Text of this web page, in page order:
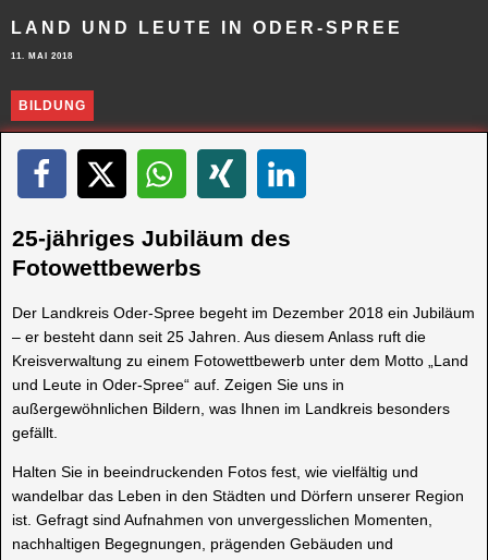
LAND UND LEUTE IN ODER-SPREE
11. MAI 2018
BILDUNG
25-jähriges Jubiläum des
Fotowettbewerbs
Der Landkreis Oder-Spree begeht im Dezember 2018 ein Jubiläum
– er besteht dann seit 25 Jahren. Aus diesem Anlass ruft die
Kreisverwaltung zu einem Fotowettbewerb unter dem Motto „Land
und Leute in Oder-Spree“ auf. Zeigen Sie uns in
außergewöhnlichen Bildern, was Ihnen im Landkreis besonders
gefällt.
Halten Sie in beeindruckenden Fotos fest, wie vielfältig und
wandelbar das Leben in den Städten und Dörfern unserer Region
ist. Gefragt sind Aufnahmen von unvergesslichen Momenten,
nachhaltigen Begegnungen, prägenden Gebäuden und